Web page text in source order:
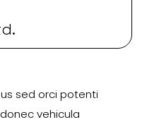
sed orci potenti
vehicula